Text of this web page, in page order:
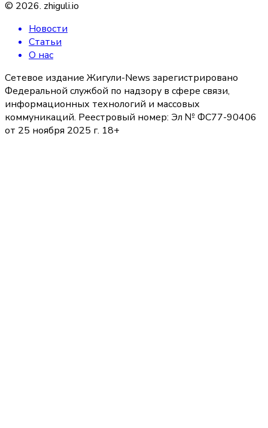
© 2026. zhiguli.io
Новости
Статьи
О нас
Сетевое издание Жигули-News зарегистрировано
Федеральной службой по надзору в сфере связи,
информационных технологий и массовых
коммуникаций. Реестровый номер: Эл № ФС77-90406
от 25 ноября 2025 г. 18+